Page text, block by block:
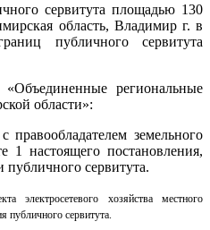
сервитута площадью 130
область, Владимир г. в
публичного сервитута
региональные
области»:
правообладателем земельного
1 настоящего постановления,
публичного сервитута.
электросетевого хозяйства местного
публичного сервитута.